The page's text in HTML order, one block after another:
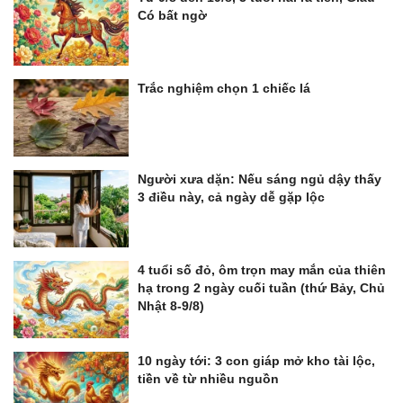
Có bất ngờ
Trắc nghiệm chọn 1 chiếc lá
Người xưa dặn: Nếu sáng ngủ dậy thấy
3 điều này, cả ngày dễ gặp lộc
4 tuổi số đỏ, ôm trọn may mắn của thiên
hạ trong 2 ngày cuối tuần (thứ Bảy, Chủ
Nhật 8-9/8)
10 ngày tới: 3 con giáp mở kho tài lộc,
tiền về từ nhiều nguồn